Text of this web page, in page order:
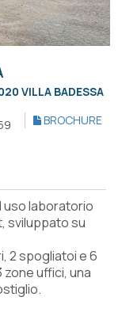
VILLA BADESSA
BROCHURE
uso laboratorio
sviluppato su
2 spogliatoi e 6
zone uffici, una